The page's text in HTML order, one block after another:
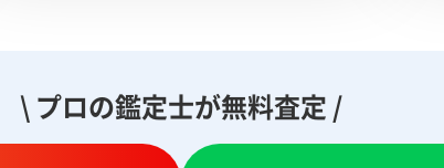
\ プロの鑑定士が無料査定 /